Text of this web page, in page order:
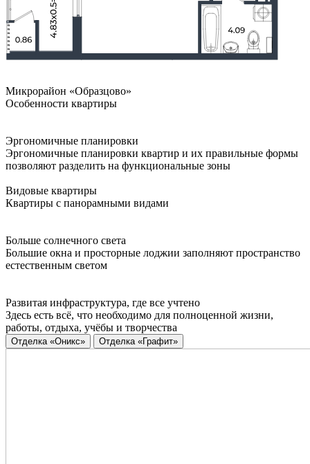
Микрорайон «Образцово»
Особенности квартиры
Эргономичные планировки
Эргономичные планировки квартир и их правильные формы
позволяют разделить на функциональные зоны
Видовые квартиры
Квартиры с панорамными видами
Больше солнечного света
Большие окна и просторные лоджии заполняют пространство
естественным светом
Развитая инфраструктура, где все учтено
Здесь есть всё, что необходимо для полноценной жизни,
работы, отдыха, учёбы и творчества
Отделка «Оникс» Отделка «Графит»